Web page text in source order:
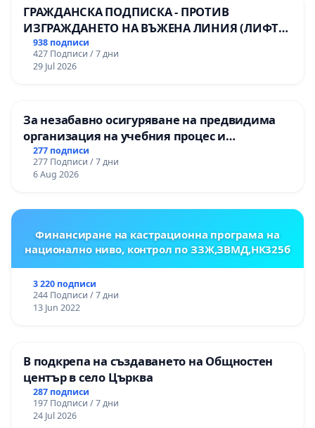
ГРАЖДАНСКА ПОДПИСКА - ПРОТИВ
ИЗГРАЖДАНЕТО НА ВЪЖЕНА ЛИНИЯ (ЛИФТ)
НА ТЕРИТОРИЯТА НА ПРИРОДНА
ЗАБЕЛЕЖИТЕЛНОСТ „ХЪЛМ НА
ОСВОБОДИТЕЛИТЕ“ (БУНАРДЖИК)
938 подписи
427 Подписи / 7 дни
29 Jul 2026
За незабавно осигуряване на предвидима
организация на учебния процес и
гарантиране на правото на равнопоставено
и качествено образование на учениците от
ОУ „Княз Александър I“ и Хуманитарна
277 подписи
277 Подписи / 7 дни
6 Aug 2026
Финансиране на кастрационна програма на
национално ниво, контрол по ЗЗЖ,ЗВМД,НК325б
3 220 подписи
244 Подписи / 7 дни
13 Jun 2022
В подкрепа на създаването на Общностен
център в село Църква
287 подписи
197 Подписи / 7 дни
24 Jul 2026